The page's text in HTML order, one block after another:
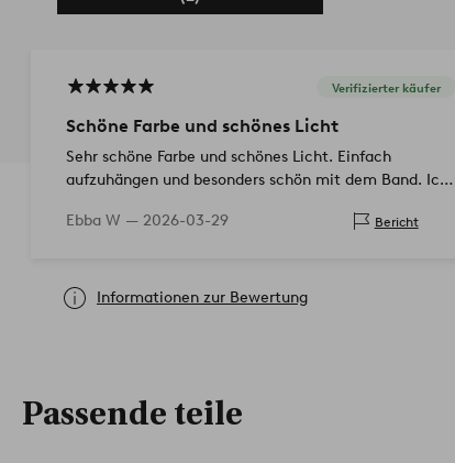
Verifizierter käufer
Schöne Farbe und schönes Licht
Sehr schöne Farbe und schönes Licht. Einfach
aufzuhängen und besonders schön mit dem Band. Ich
Geschmackssache.
Ebba W — 2026-03-29 Bericht
Informationen zur Bewertung
Passende teile